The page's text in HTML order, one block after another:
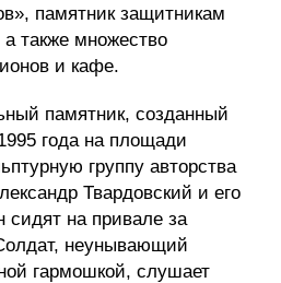
памятник защитникам
также множество
и кафе.
памятник, созданный
года на площади
группу авторства
Твардовский и его
сидят на привале за
неунывающий
гармошкой, слушает